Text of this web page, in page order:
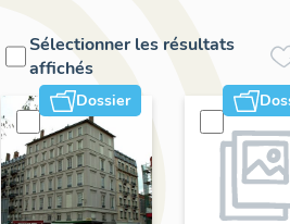
Sélectionner les résultats
affichés
Dossier